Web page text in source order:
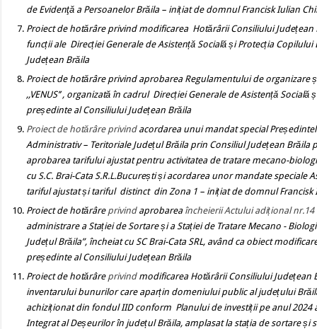
de Evidenţă a PersoanelorBrăila – inițiat de domnul Francisk Iulian
Proiect de hotărâre privind modificarea Hotărârii Consiliului
funcții ale Direcției Generale de Asistență Socială și Protecția Copilului
Județean Brăila
Proiect de hotărâre privind aprobarea Regulamentului de organizare
,,VENUS’’ , organizată în cadrul Direcției Generale de Asistență
președinte al Consiliului Județean Brăila
Proiect de hotărâre privindacordarea unui mandat special
Administrativ – Teritoriale Județul Brăila prin Consiliul Județean
aprobarea tarifului ajustat pentru activitatea de tratare mecano-
cu S.C. Brai-Cata S.R.L.București și acordarea unor mandate
tariful ajustat și tariful distinct din Zona 1 – inițiat de domnul
Proiect de hotărâre privind aprobarea încheierii Actului adițional nr.14
administrare a Stației de Sortare și a Stației de Tratare Mecano -
Județul Brăila”, încheiat cu SC Brai-Cata SRL, având ca obiect
președinte al Consiliului Județean Brăila
Proiect de hotărâre privind modificarea Hotărârii Consiliului Județean
inventarului bunurilor care aparțin domeniului public al județului Brăila
achiziționat din fondul IID conform Planului de investiții pe anul
Integrat al Deșeurilor în județul Brăila, amplasat la stația de sortare și